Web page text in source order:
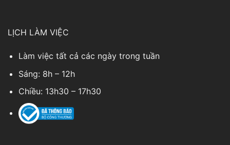
LỊCH LÀM VIỆC
Làm việc tất cả các ngày trong tuần
Sáng: 8h – 12h
Chiều: 13h30 – 17h30